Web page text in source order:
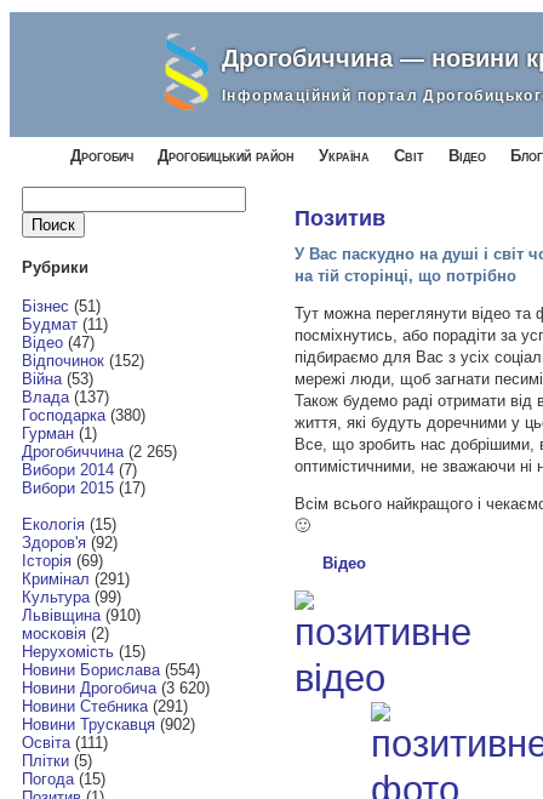
Дрогобиччина — новини
Інформаційний портал
Дрогобич Дрогобицький район Україна Світ Відео
Найти:
Рубрики
Бізнес (51)
Будмат(11)
Відео(47)
Відпочинок(152)
Війна(53)
Влада(137)
Господарка(380)
Гурман(1)
Дрогобиччина(2 265)
Вибори 2014(7)
Вибори 2015(17)
Екологія(15)
Здоров'я(92)
Історія(69)
Кримінал (291)
Культура(99)
Львівщина(910)
московія(2)
Нерухомість(15)
Новини Борислава(554)
Новини Дрогобича(3 620)
Новини Стебника(291)
Новини Трускавця(902)
Освіта(111)
Плітки(5)
Погода(15)
Позитив
У Вас паскудно на душі і світ
на тій сторінці, що потрібно
Тут можна переглянути відео та
посміхнутись, або порадіти за
підбираємо для Вас з усіх
мережі люди, щоб загнати
Також будемо раді отримати від
життя, які будуть доречними у
Все, що зробить нас добрішими,
оптимістичними, не зважаючи ні
Всім всього найкращого і
🙂
Відео